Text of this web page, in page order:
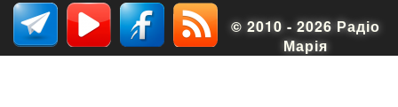
© 2010 - 2026 Радіо
Марія